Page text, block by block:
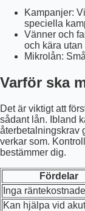
Kampanjer:
speciella
Vänner och
och kära utan
Mikrolån:
Varför ska
Det är viktigt att
sådant lån. Ibland
återbetalningskrav
verkar som.
bestämmer dig.
Fördelar
Inga
Kan hjälpa vid